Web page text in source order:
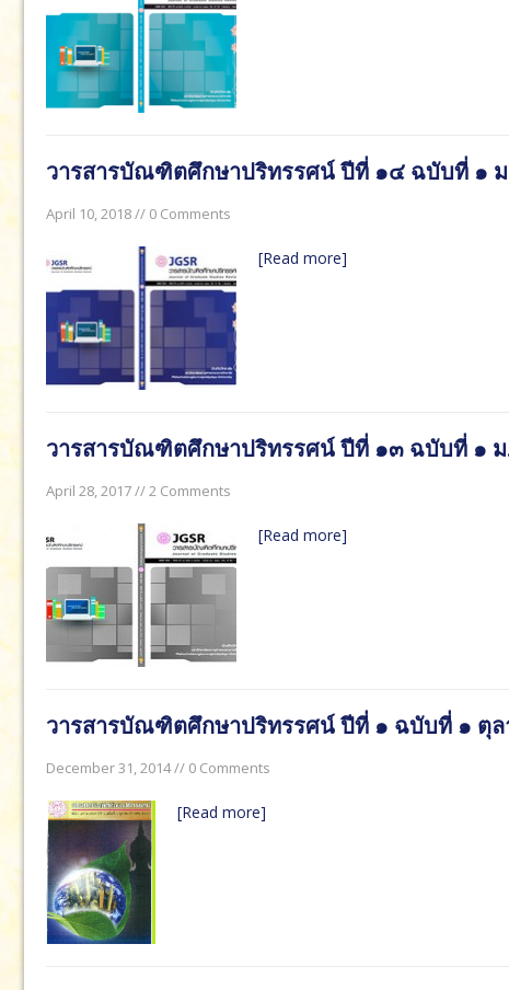
April 29, 2019 in ปีที่ ๑๕:
วารสารบัณฑิตศึกษาปริทรรศน์ ปีที่ ๑๔ ฉบับที่ ๑ ม
April 10, 2018 // 0 Comments
[Read more]
วารสารบัณฑิตศึกษาปริทรรศน์ ปีที่ ๑๓ ฉบับที่ ๑ ม
April 28, 2017 // 2 Comments
[Read more]
วารสารบัณฑิตศึกษาปริทรรศน์ ปีที่ ๑ ฉบับที่ ๑ ตุ
December 31, 2014 // 0 Comments
[Read more]